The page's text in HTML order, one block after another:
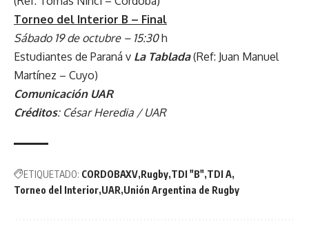
Torneo del Interior B – Final
Sábado 19 de octubre – 15:30h
Estudiantes de Paraná v La Tablada(Ref: Juan Manuel
Martínez – Cuyo)
Comunicación UAR
Créditos: César Heredia / UAR
ETIQUETADO: CORDOBAXV Rugby TDI "B" TDI A
Torneo del Interior UAR Unión Argentina de Rugby